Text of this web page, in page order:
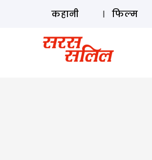
कहानी फिल्म